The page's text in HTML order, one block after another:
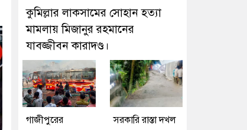
কুমিল্লার লাকসামের সোহান হত্যা
মামলায় মিজানুর রহমানের
যাবজ্জীবন কারাদণ্ড।
গাজীপুরের
সরকারি রাস্তা দখল